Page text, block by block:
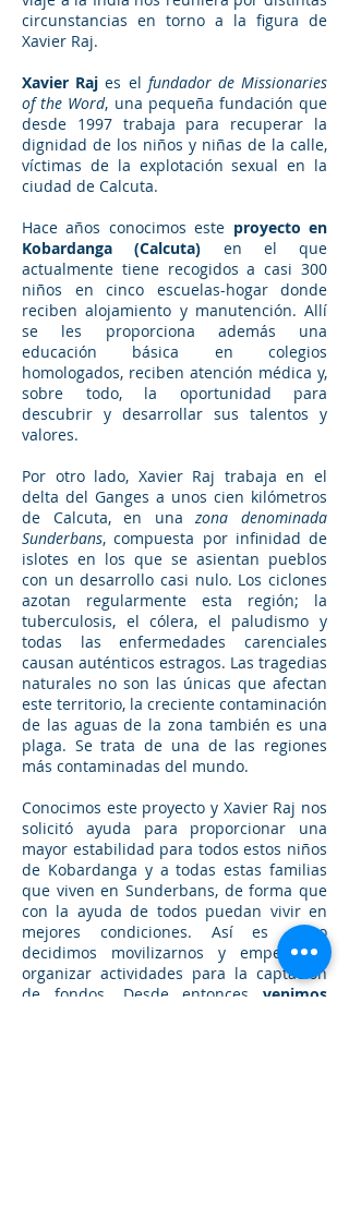
circunstancias en torno a la figura de
Xavier Raj.
Xavier Raj es el fundador de Missionaries
of the Word, una pequeña fundación que
desde 1997 trabaja para recuperar la
dignidad de los niños y niñas de la calle,
víctimas de la explotación sexual en la
ciudad de Calcuta.
Hace años conocimos este proyecto en
Kobardanga (Calcuta) en el que
actualmente tiene recogidos a casi 300
niños en cinco escuelas-hogar donde
reciben alojamiento y manutención. Allí
se les proporciona además una
educación básica en colegios
homologados, reciben atención médica y,
sobre todo, la oportunidad para
descubrir y desarrollar sus talentos y
valores.
Por otro lado, Xavier Raj trabaja en el
delta del Ganges a unos cien kilómetros
de Calcuta, en unazona denominada
Sunderbans, compuesta por infinidad de
islotes en los que se asientan pueblos
con un desarrollo casi nulo. Los ciclones
azotan regularmente esta región; la
tuberculosis, el cólera, el paludismo y
todas las enfermedades carenciales
causan auténticos estragos. Las tragedias
naturales no son las únicas que afectan
este territorio, la creciente contaminación
de las aguas de la zona también es una
plaga. Se trata de una de las regiones
más contaminadas del mundo.
Conocimos este proyecto y Xavier Raj nos
solicitó ayuda para proporcionar una
mayor estabilidad para todos estos niños
de Kobardanga y a todas estas familias
que viven en Sunderbans, de forma que
con la ayuda de todos puedan vivir en
mejores condiciones. Así es como
decidimos movilizarnos y empezar a
organizar actividades para la captación
de fondos. Desde entonces venimos